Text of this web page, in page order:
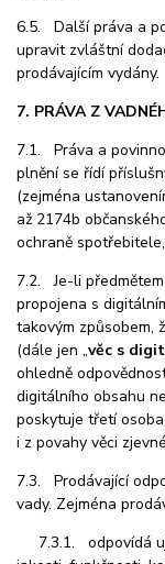
6.5. Další práva a
upravit zvláštní
prodávajícím vydány.
7. PRÁVA Z
7.1. Práva a
plnění se řídí
(zejména
až 2174b
ochraně
7.2. Je-li
propojena s
takovým způsobem,
(dále jen „věc s
ohledně
digitálního obsahu
poskytuje třetí
i z povahy věci
7.3. Prodávající
vady. Zejména
7.3.1. odpovídá